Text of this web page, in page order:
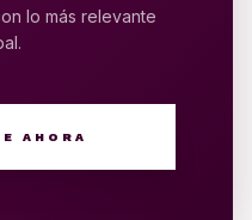
lo más relevante
AHORA